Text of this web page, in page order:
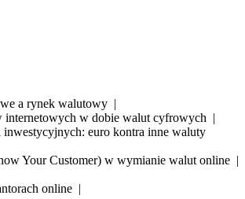
a rynek walutowy |
internetowych w dobie walut cyfrowych |
inwestycyjnych: euro kontra inne waluty
Your Customer) w wymianie walut online |
online |